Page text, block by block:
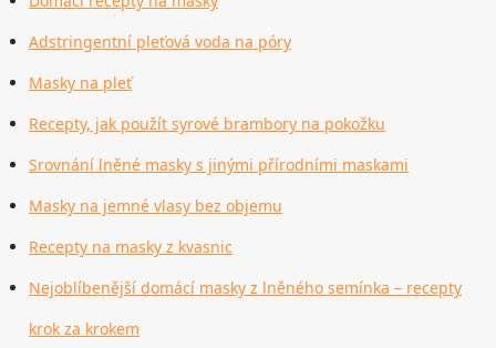
Adstringentní pleťová voda na póry
Masky na pleť
Recepty, jak použít syrové brambory na pokožku
Srovnání lněné masky s jinými přírodními maskami
Masky na jemné vlasy bez objemu
Recepty na masky z kvasnic
Nejoblíbenější domácí masky z lněného semínka – recepty
krok za krokem